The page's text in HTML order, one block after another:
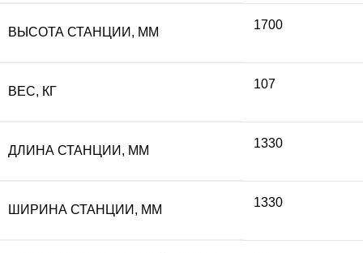
ВЫСОТА СТАНЦИИ, ММ
1700
ВЕС, КГ
107
ДЛИНА СТАНЦИИ, ММ
1330
ШИРИНА СТАНЦИИ, ММ
1330